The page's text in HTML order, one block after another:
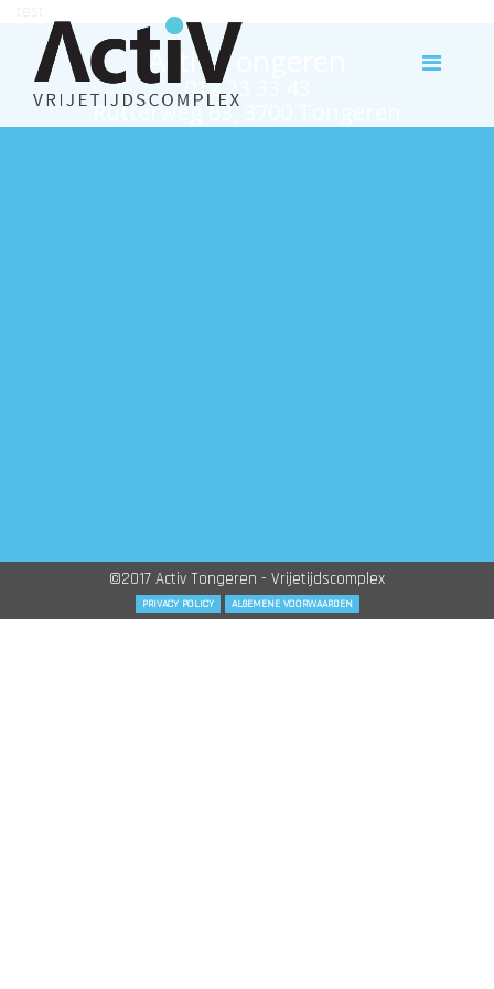
Activ Tongeren
012 23 33 43
Rutterweg 63, 3700 Tongeren
©2017 Activ Tongeren - Vrijetijdscomplex
PRIVACY POLICY ALGEMENE VOORWAARDEN